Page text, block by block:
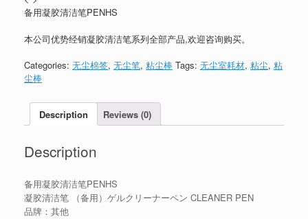
备用凝胶清洁笔PENHS
本公司优势经销凝胶清洁笔系列全部产品,欢迎咨询购买。
Categories: 无尘棉签, 无尘笔, 粘尘棒 Tags: 无尘室耗材, 粘尘, 粘
尘棒
Description Reviews (0)
Description
备用凝胶清洁笔PENHS
凝胶清洁笔 （备用）ゲルクリーナーペン CLEANER PEN
品牌：其他